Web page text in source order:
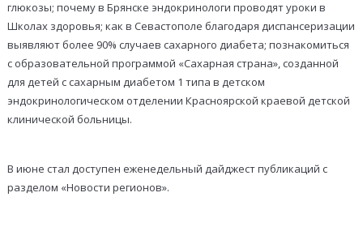
глюкозы; почему в Брянске эндокринологи проводят уроки в
Школах здоровья; как в Севастополе благодаря диспансеризации
выявляют более 90% случаев сахарного диабета; познакомиться
с образовательной программой «Сахарная страна», созданной
для детей с сахарным диабетом 1 типа в детском
эндокринологическом отделении Красноярской краевой детской
клинической больницы.
В июне стал доступен еженедельный дайджест публикаций с
разделом «Новости регионов».